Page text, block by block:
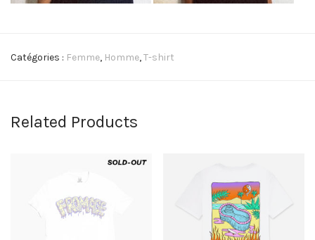
Catégories : Femme, Homme,T-shirt
Related Products